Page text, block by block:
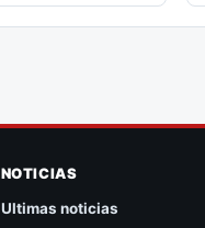
NOTICIAS
Ultimas noticias